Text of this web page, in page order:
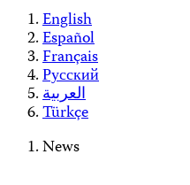
English
Español
Français
Русский
العربية
Türkçe
News